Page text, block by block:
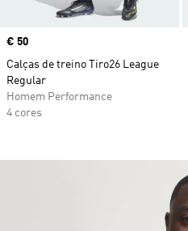
Price
€ 50
Calças de treino Tiro26 League
Regular
Homem Performance
4 cores